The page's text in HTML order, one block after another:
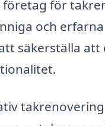
för
och
säkerställa